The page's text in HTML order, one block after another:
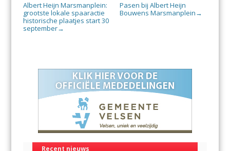
Albert Heijn Marsmanplein:
grootste lokale spaaractie
historische plaatjes start 30
september→
Pasen bij Albert Heijn
Bouwens Marsmanplein →
Recent nieuws